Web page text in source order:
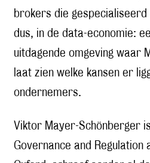
brokers die gespecialiseerd
dus, in de data-economie:
uitdagende omgeving waar
laat zien welke kansen er
ondernemers.
Viktor Mayer-Schönberger
Governance and Regulation